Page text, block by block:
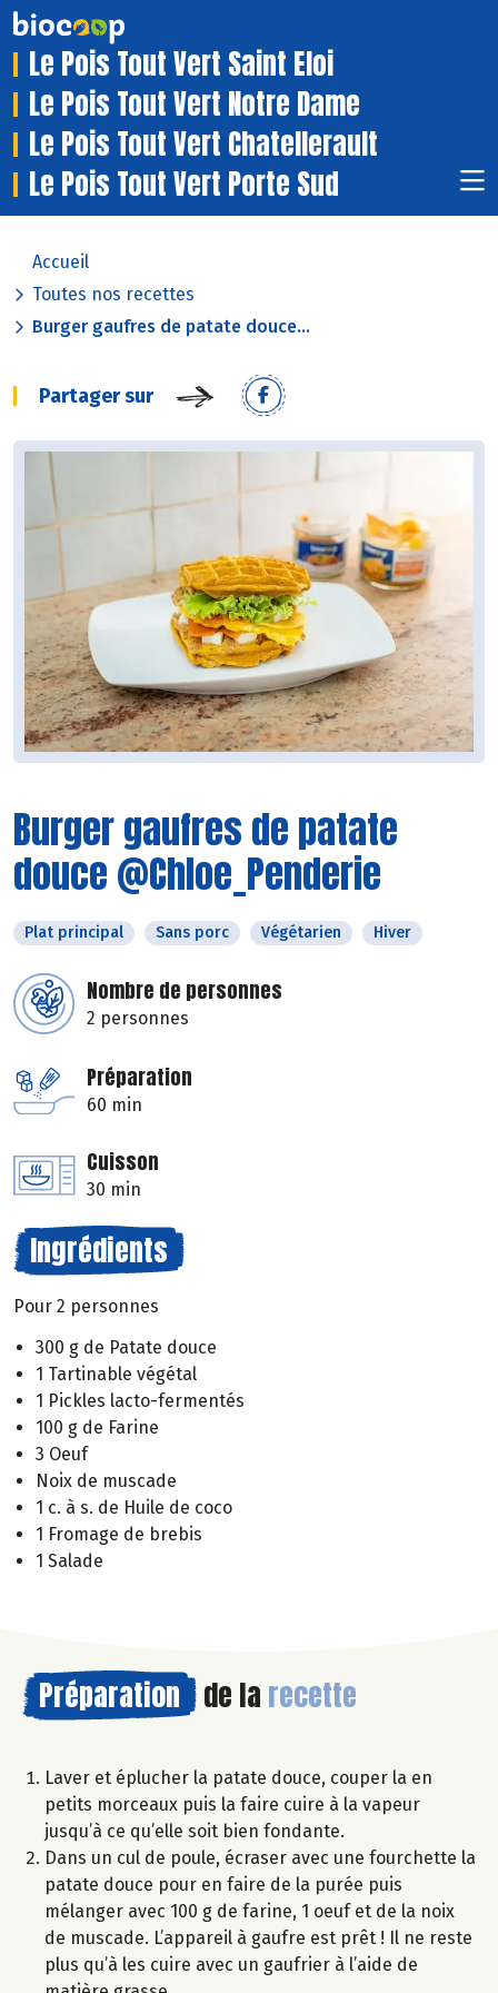
Le Pois Tout Vert Saint Eloi
Le Pois Tout Vert Notre Dame
Le Pois Tout Vert Chatellerault
Le Pois Tout Vert Porte Sud
Accueil
Toutes nos recettes
Burger gaufres de patate douce...
Partager sur
Burger gaufres de patate
douce @Chloe_Penderie
Plat principal Sans porc Végétarien Hiver
Nombre de personnes
2 personnes
Préparation
60 min
Cuisson
30 min
Ingrédients
Pour 2 personnes
300 g de Patate douce
1 Tartinable végétal
1 Pickles lacto-fermentés
100 g de Farine
3 Oeuf
Noix de muscade
1 c. à s. de Huile de coco
1 Fromage de brebis
1 Salade
Préparation de la recette
Laver et éplucher la patate douce, couper la en
petits morceaux puis la faire cuire à la vapeur
jusqu’à ce qu’elle soit bien fondante.
Dans un cul de poule, écraser avec une fourchette la
patate douce pour en faire de la purée puis
mélanger avec 100 g de farine, 1 oeuf et de la noix
de muscade. L’appareil à gaufre est prêt ! Il ne reste
plus qu’à les cuire avec un gaufrier à l’aide de